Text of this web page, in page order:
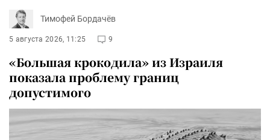
Тимофей Бордачёв
5 августа 2026, 11:25 9
«Большая крокодила» из Израиля
показала проблему границ
допустимого